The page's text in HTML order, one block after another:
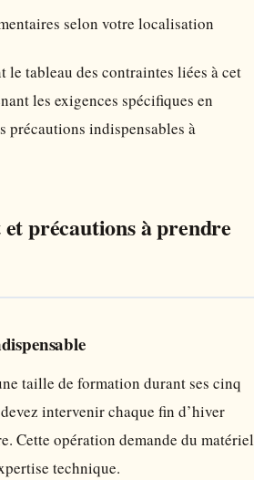
selon votre localisation
le tableau des contraintes liées à cet
les exigences spécifiques en
précautions indispensables à
précautions à prendre
taille de formation durant ses cinq
intervenir chaque fin d’hiver
Cette opération demande du matériel
technique.